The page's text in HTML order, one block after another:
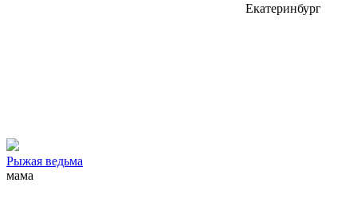
Екатеринбург
Рыжая ведьма
мама